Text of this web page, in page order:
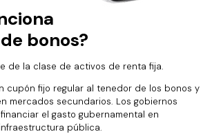
bonos?
de la clase de activos de renta fija.
cupón fijo regular al tenedor de los bonos y
mercados secundarios. Los gobiernos
el gasto gubernamental en
pública.